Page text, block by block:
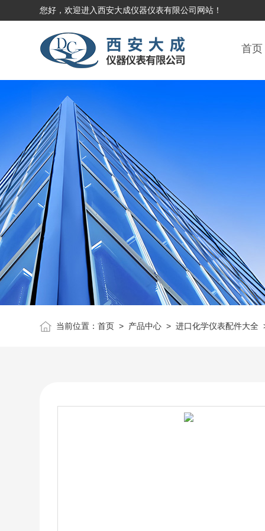
您好，欢迎进入西安大成仪器仪表有限公司网站！
首页
当前位置：首页 > 产品中心 >进口化学仪表配件大全